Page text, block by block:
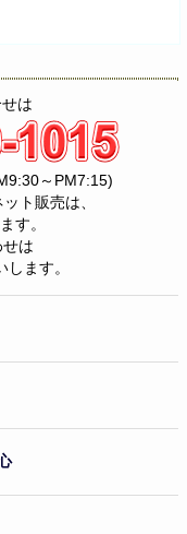
は
～PM7:15)
ト販売は、
す。
は
します。